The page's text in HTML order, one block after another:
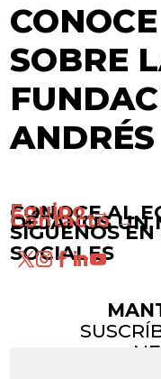
SOBRE
CONOCE AL
Equipo →
DÉJANOS UN
Contacto →
SÍGUENOS EN
SOCIALES